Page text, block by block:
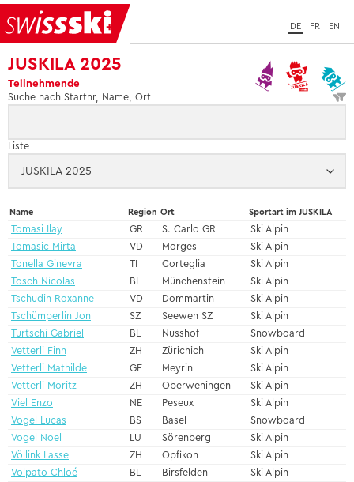
DE FR EN
JUSKILA 2025
Teilnehmende
Suche nach Startnr, Name, Ort
Liste
Name Region Ort Sportart im JUSKILA
Tomasi Ilay GR S. Carlo GR
Ski Alpin
Tomasic Mirta
VD Morges
Ski Alpin
Tonella Ginevra
TI Corteglia
Ski Alpin
Tosch Nicolas
BL Münchenstein
Ski Alpin
Tschudin Roxanne
VD Dommartin
Ski Alpin
Tschümperlin Jon
SZ Seewen SZ
Ski Alpin
Turtschi Gabriel
BL Nusshof
Snowboard
Vetterli Finn
ZH Zürichich
Ski Alpin
Vetterli Mathilde
GE Meyrin
Ski Alpin
Vetterli Moritz
ZH Oberweningen
Ski Alpin
Viel Enzo
NE Peseux
Ski Alpin
Vogel Lucas
BS Basel
Snowboard
Vogel Noel
LU Sörenberg
Ski Alpin
Völlink Lasse
ZH Opfikon
Ski Alpin
Volpato Chloé
BL Birsfelden
Ski Alpin